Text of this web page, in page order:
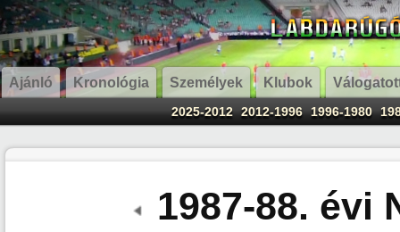
Ajánló Kronológia Személyek Klubok
2025-2012 2012-1996 1996-1980
1987-88. évi